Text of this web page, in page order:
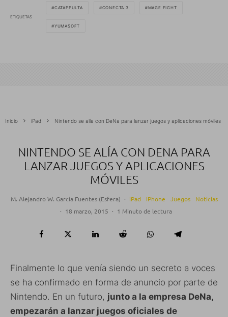
ETIQUETAS
CATAPPULTA CONECTA 3 MAGE FIGHT
YUMASOFT
Inicio iPad Nintendo se alía con DeNa para lanzar juegos y aplicaciones móviles
NINTENDO SE ALÍA CON DENA PARA
LANZAR JUEGOS Y APLICACIONES
MÓVILES
M. Alejandro W. García Fuentes (Esfera) · iPad iPhone Juegos
Noticias
· 18 marzo, 2015 · 1 Minuto de lectura
Finalmente lo que venía siendo un secreto a voces
se ha confirmado en forma de anuncio por parte de
Nintendo. En un futuro, junto a la empresa DeNa,
empezarán a lanzar juegos oficiales de